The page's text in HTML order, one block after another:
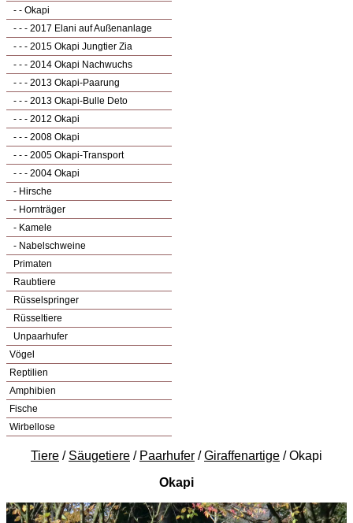
- - Okapi
- - - 2017 Elani auf Außenanlage
- - - 2015 Okapi Jungtier Zia
- - - 2014 Okapi Nachwuchs
- - - 2013 Okapi-Paarung
- - - 2013 Okapi-Bulle Deto
- - - 2012 Okapi
- - - 2008 Okapi
- - - 2005 Okapi-Transport
- - - 2004 Okapi
- Hirsche
- Hornträger
- Kamele
- Nabelschweine
Primaten
Raubtiere
Rüsselspringer
Rüsseltiere
Unpaarhufer
Vögel
Reptilien
Amphibien
Fische
Wirbellose
Tiere / Säugetiere / Paarhufer /Giraffenartige / Okapi
Okapi